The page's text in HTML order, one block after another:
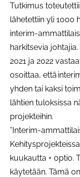
Tutkimus
lähetettiin yli 1000
interim-
harkitsevia
2021 ja 2022
osoittaa, että
yhden tai kaksi
lähtien tuloksissa
projekteihin.
”Interim-
kuukautta + optio.
käytetään. Tämä